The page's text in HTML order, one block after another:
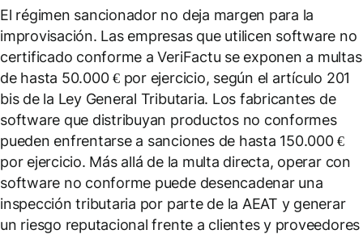
El régimen sancionador no deja margen para la
improvisación. Las empresas que utilicen software no
certificado conforme a VeriFactu se exponen a multas
de hasta 50.000 € por ejercicio, según el artículo 201
bis de la Ley General Tributaria. Los fabricantes de
software que distribuyan productos no conformes
pueden enfrentarse a sanciones de hasta 150.000 €
por ejercicio. Más allá de la multa directa, operar con
software no conforme puede desencadenar una
inspección tributaria por parte de la AEAT y generar
un riesgo reputacional frente a clientes y proveedores